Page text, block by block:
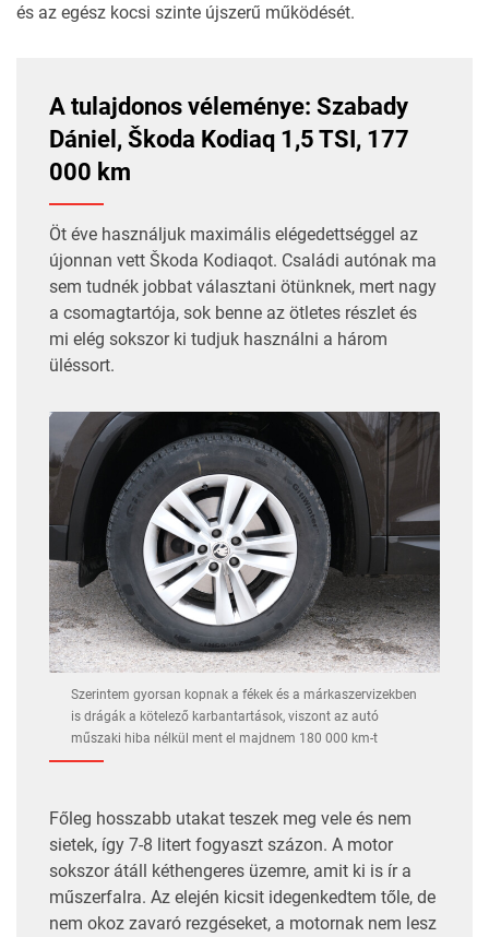
és az egész kocsi szinte újszerű működését.
A tulajdonos véleménye: Szabady
Dániel, Škoda Kodiaq 1,5 TSI, 177
000 km
Öt éve használjuk maximális elégedettséggel az
újonnan vett Škoda Kodiaqot. Családi autónak ma
sem tudnék jobbat választani ötünknek, mert nagy
a csomagtartója, sok benne az ötletes részlet és
mi elég sokszor ki tudjuk használni a három
üléssort.
Szerintem gyorsan kopnak a fékek és a márkaszervizekben
is drágák a kötelező karbantartások, viszont az autó
műszaki hiba nélkül ment el majdnem 180 000 km-t
Főleg hosszabb utakat teszek meg vele és nem
sietek, így 7-8 litert fogyaszt százon. A motor
sokszor átáll kéthengeres üzemre, amit ki is ír a
műszerfalra. Az elején kicsit idegenkedtem tőle, de
nem okoz zavaró rezgéseket, a motornak nem lesz